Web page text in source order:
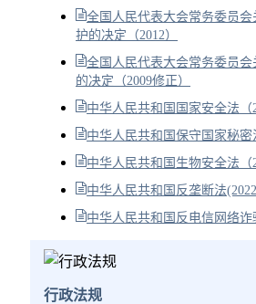
全国人民代表大会常务委员
护的决定（2012）
全国人民代表大会常务委员
的决定（2009修正）
中华人民共和国国家安全法（
中华人民共和国保守国家秘密
中华人民共和国生物安全法（
中华人民共和国反垄断法
中华人民共和国反电信网络诈
行政法规